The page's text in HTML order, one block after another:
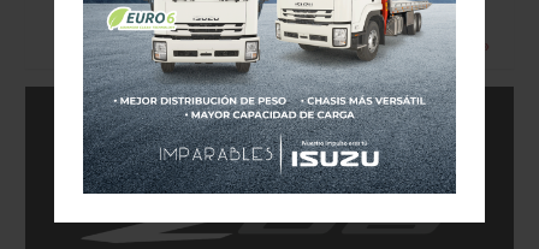
Leer más »